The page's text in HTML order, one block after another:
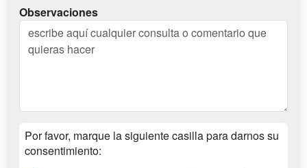
Observaciones
Por favor, marque la siguiente casilla para darnos su
consentimiento: